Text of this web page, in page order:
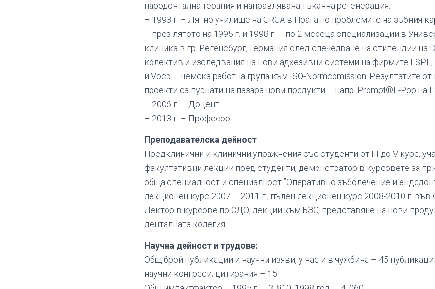
пародонтална терапия и направлявана тъканна регенерация.
– 1993 г. – Лятно училище на ORCA в Прага по проблемите на зъбния
– през лятото на 1995 г. и 1998 г. – по 2 месеца специализации в
клиника в гр. Регенсбург, Германия след спечелване на стипендии на
колектив и изследвания на нови адхезивни системи на фирмите ESPE,
и Voco – немска работна група към ISO-Normcomission. Резултатите
проекти са пуснати на пазара нови продукти – напр. Prompt®L-Pop на
– 2006 г. – Доцент.
– 2013 г. – Професор.
Преподавателска дейност
Предклинични и клинични упражнения със студенти от ІІІ до V курс,
факултативни лекции пред студенти, демонстратор в курсовете за
обща специалност и специалност ”Оперативно зъболечение и
лекционен курс 2007 – 2011 г., пълен лекционен курс 2008-2010 г.
Лектор в курсове по СДО, лекции към БЗС, представяне на нови
денталната колегия.
Научна дейност и трудове:
Общ брой публикации и научни изяви, у нас и в чужбина – 45
научни конгреси; цитирания – 15